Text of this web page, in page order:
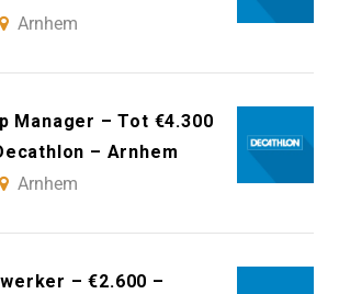
Arnhem
Manager – Tot €4.300
– Arnhem
Arnhem
– €2.600 –